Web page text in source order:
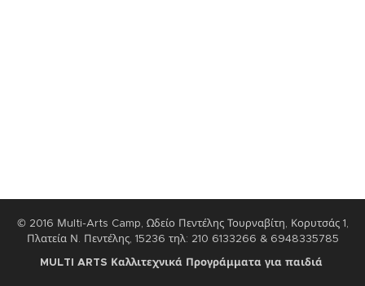
© 2016 Μulti-Arts Camp, Ωδείο Πεντέλης Τουρναβίτη, Κορυτσάς 1,
Πλατεία Ν. Πεντέλης, 15236 τηλ: 210 6133266 & 6948335785
MULTI ARTS Καλλιτεχνικά Προγράμματα για παιδιά